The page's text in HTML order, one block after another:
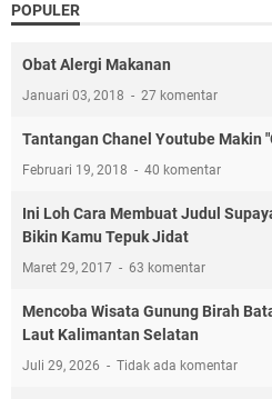
POPULER
Obat Alergi Makanan
Januari 03, 2018 27 komentar
Tantangan Chanel Youtube Makin
Februari 19, 2018 40 komentar
Ini Loh Cara Membuat Judul
Bikin Kamu Tepuk Jidat
Maret 29, 2017 63 komentar
Mencoba Wisata Gunung Birah
Laut Kalimantan Selatan
Juli 29, 2026 Tidak ada komentar